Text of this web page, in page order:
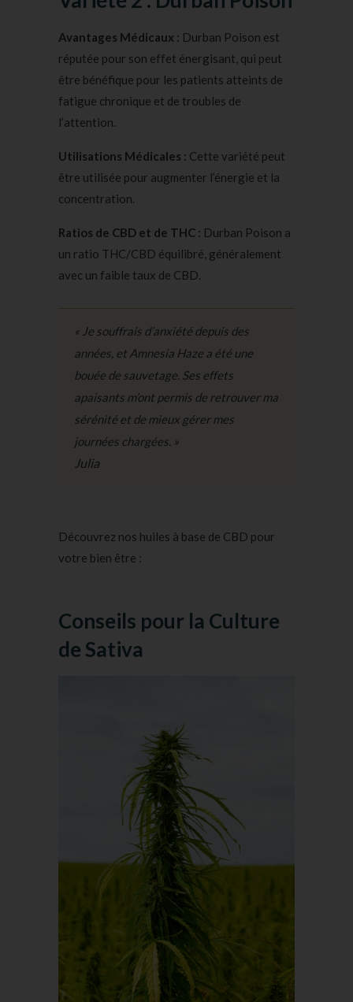
Avantages Médicaux : Durban Poison est
réputée pour son effet énergisant, qui peut
être bénéfique pour les patients atteints de
fatigue chronique et de troubles de
l’attention.
Utilisations Médicales : Cette variété peut
être utilisée pour augmenter l’énergie et la
concentration.
Ratios de CBD et de THC : Durban Poison a
un ratio THC/CBD équilibré, généralement
avec un faible taux de CBD.
« Je souffrais d’anxiété depuis des
années, et Amnesia Haze a été une
bouée de sauvetage. Ses effets
apaisants m’ont permis de retrouver ma
sérénité et de mieux gérer mes
journées chargées. »
Julia
Découvrez nos huiles à base de CBD pour
votre bien être :
Conseils pour la Culture
de Sativa